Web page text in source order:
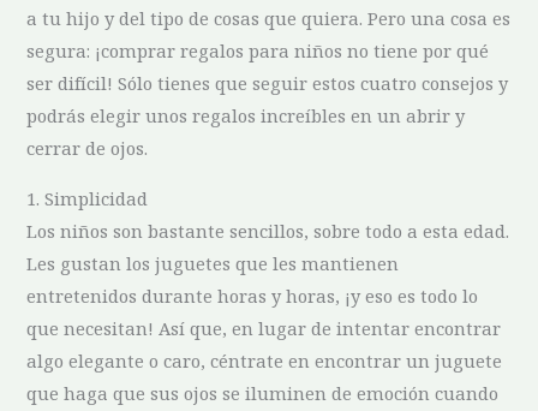
a tu hijo y del tipo de cosas que quiera. Pero una cosa es
segura: ¡comprar regalos para niños no tiene por qué
ser difícil! Sólo tienes que seguir estos cuatro consejos y
podrás elegir unos regalos increíbles en un abrir y
cerrar de ojos.
1. Simplicidad
Los niños son bastante sencillos, sobre todo a esta edad.
Les gustan los juguetes que les mantienen
entretenidos durante horas y horas, ¡y eso es todo lo
que necesitan! Así que, en lugar de intentar encontrar
algo elegante o caro, céntrate en encontrar un juguete
que haga que sus ojos se iluminen de emoción cuando